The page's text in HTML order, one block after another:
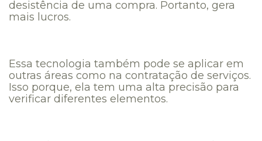
desistência de uma compra. Portanto, gera
mais lucros.
Essa tecnologia também pode se aplicar em
outras áreas como na contratação de serviços.
Isso porque, ela tem uma alta precisão para
verificar diferentes elementos.